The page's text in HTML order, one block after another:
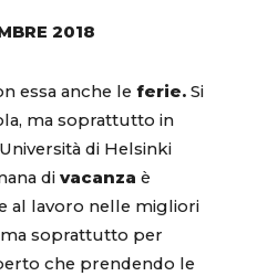
2018
essa anche le ferie. Si
ma soprattutto in
di Helsinki
di vacanza è
al lavoro nelle migliori
soprattutto per
che prendendo le